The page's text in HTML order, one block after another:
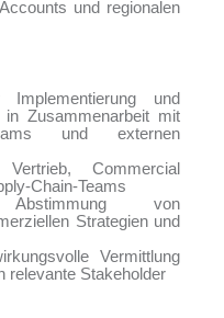
und regionalen
und
Zusammenarbeit mit
und externen
Commercial
von
Strategien und
Vermittlung
relevante Stakeholder